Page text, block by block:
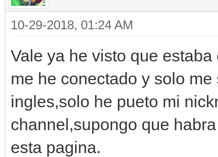
10-29-2018, 01:24 AM
Vale ya he visto que
me he conectado y solo
ingles,solo he pueto mi
channel,supongo que
esta pagina.